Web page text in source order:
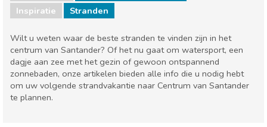
Inspiratie
Stranden
Wilt u weten waar de beste stranden te vinden zijn in het
centrum van Santander? Of het nu gaat om watersport, een
dagje aan zee met het gezin of gewoon ontspannend
zonnebaden, onze artikelen bieden alle info die u nodig hebt
om uw volgende strandvakantie naar Centrum van Santander
te plannen.